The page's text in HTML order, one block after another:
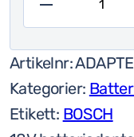
Bosch
PRO
batteri
Artikelnr:
Kategorier:
Etikett: BOSCH